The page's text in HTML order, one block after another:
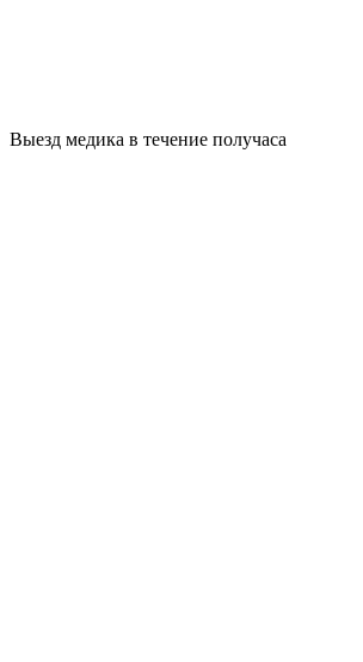
Выезд медика в течение получаса